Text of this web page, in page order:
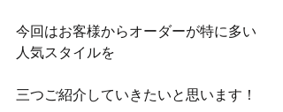
今回はお客様からオーダーが特に多い
人気スタイルを
三つご紹介していきたいと思います！